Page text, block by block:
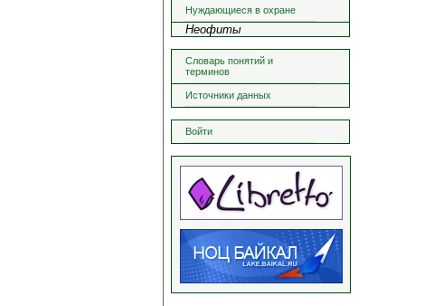
Нуждающиеся в охране
Неофиты
Словарь понятий и
терминов
Источники данных
Войти